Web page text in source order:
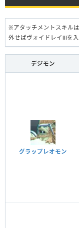
※アタッチメントスキル
外せばヴォイドレイⅢを入
デジモン
グラップレオモン